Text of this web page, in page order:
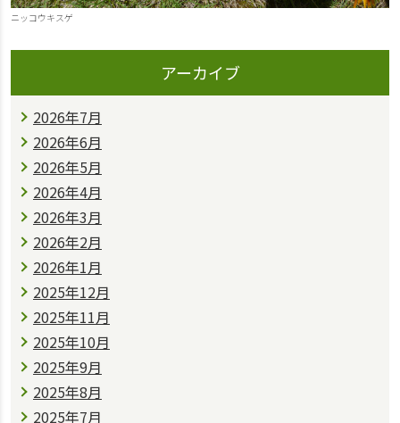
ニッコウキスゲ
アーカイブ
2026年7月
2026年6月
2026年5月
2026年4月
2026年3月
2026年2月
2026年1月
2025年12月
2025年11月
2025年10月
2025年9月
2025年8月
2025年7月